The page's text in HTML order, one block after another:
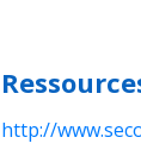
http://